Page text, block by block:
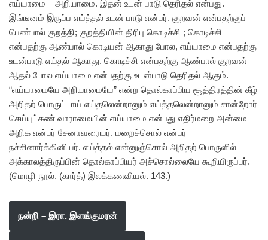
எய்யாமை – அறியாமை. இதன் உடன் பாடு தெரிதல் என்பது.
இங்ஙனம் இருப்ப எய்த்தல் உடன் பாடு என்பர். குறவன் என்பதற்குப்
பெண்பால் குறத்தி; குறத்தியின் திரிபு கொடிச்சி ; கொடிச்சி
என்பதற்கு ஆண்பால் கொடியன் ஆகாது போல, எய்யாமை என்பதற்கு
உடன்பாடு எய்தல் ஆகாது. கொடிச்சி என்பதற்கு ஆண்பால் குறவன்
ஆதல் போல எய்யாமை என்பதற்கு உடன்பாடு தெரிதல் ஆகும்.
“எய்யாமையே அறியாமையே” என்ற தொல்காப்பிய சூத்திரத்தின் கீழ்
அறிதற் பொருட்டாய் எய்தலென்றானும் எய்த்தலென்றானும் சான்றோர்
செய்யுட்கண் வாராமையின் எய்யாமை என்பது எதிர்மறை அன்மை
அறிக என்பர் சேனாவரையர். மறைச்சொல் என்பர்
நச்சினார்க்கினியர். எய்த்தல் என்னுஞ்சொல் அறிதற் பொருளில்
அக்காலத்திருப்பின் தொல்காப்பியர் அச்சொல்லையே கூறியிருப்பர்.
(மொழி நூல். (கார்த்) இலக்கணவியல். 143.)
நன்றி – இரா. இளங்குமரன்